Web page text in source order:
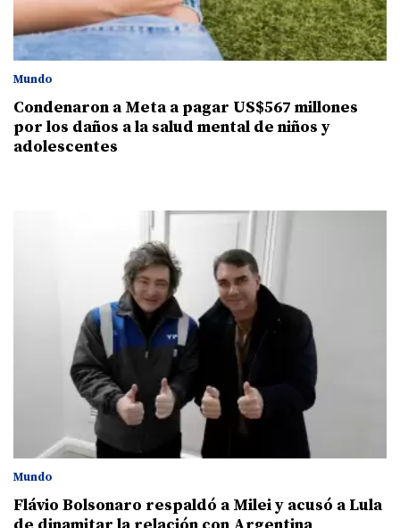
Mundo
Condenaron a Meta a pagar US$567 millones
por los daños a la salud mental de niños y
adolescentes
Mundo
Flávio Bolsonaro respaldó a Milei y acusó a Lula